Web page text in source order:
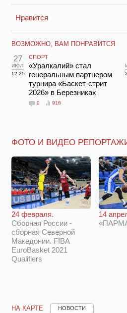
Нравится
ВОЗМОЖНО, ВАМ ПОНРАВИТСЯ
27
июл
12:25
СПОРТ
«Уралкалий» стал
генеральным партнером
турнира «Баскет-стрит
2026» в Березниках
0 916
ФОТО И ВИДЕО
24 февраля.
Сборная России -
сборная Северной
Македонии. FIBA
EuroBasket 2021
Qualifiers
14
НА КАРТЕ НОВОСТИ